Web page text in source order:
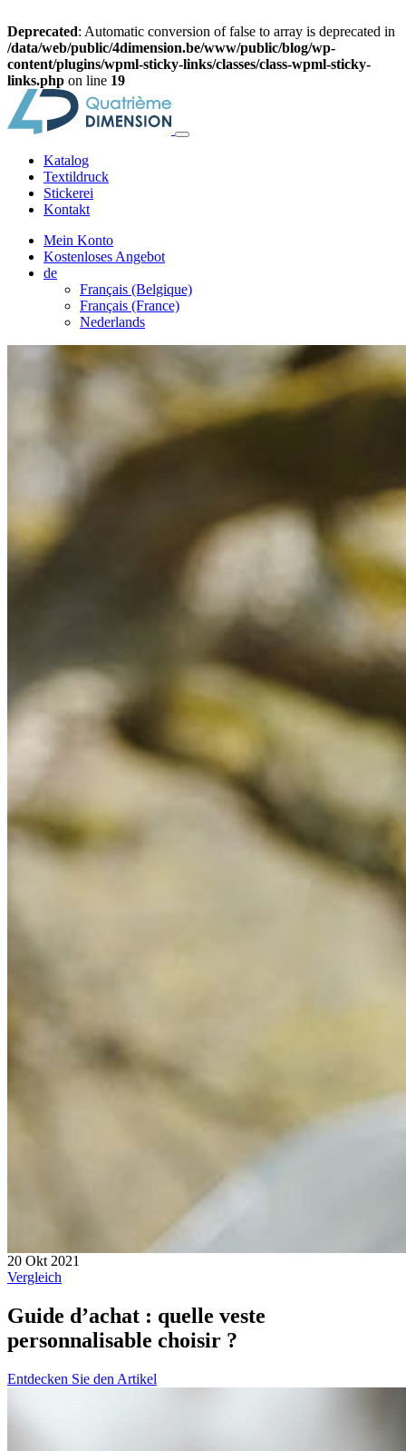
Deprecated: Automatic conversion of false to array is deprecated in
/data/web/public/4dimension.be/www/public/blog/wp-
content/plugins/wpml-sticky-links/classes/class-wpml-sticky-
links.php on line 19
Katalog
Textildruck
Stickerei
Kontakt
Mein Konto
Kostenloses Angebot
de
Français (Belgique)
Français (France)
Nederlands
20 Okt 2021
Vergleich
Guide d’achat : quelle veste
personnalisable choisir ?
Entdecken Sie den Artikel